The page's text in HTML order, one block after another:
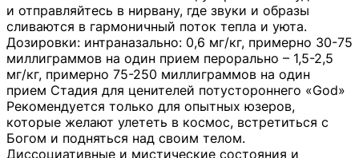
и отправляйтесь в нирвану, где звуки и образы
сливаются в гармоничный поток тепла и уюта.
Дозировки: интраназально: 0,6 мг/кг, примерно 30-75
миллиграммов на один прием перорально – 1,5-2,5
мг/кг, примерно 75-250 миллиграммов на один
прием Стадия для ценителей потустороннего «God»
Рекомендуется только для опытных юзеров,
которые желают улететь в космос, встретиться с
Богом и подняться над своим телом.
Диссоциативные и мистические состояния и